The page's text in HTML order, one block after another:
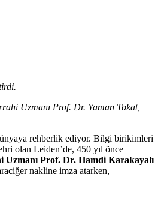
Uzmanı Prof. Dr. Yaman Tokat,
rehberlik ediyor. Bilgi birikimleri
olan Leiden’de, 450 yıl önce
Uzmanı Prof. Dr. Hamdi Karakayalı
nakline imza atarken,